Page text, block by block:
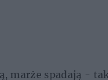
marże spadają -